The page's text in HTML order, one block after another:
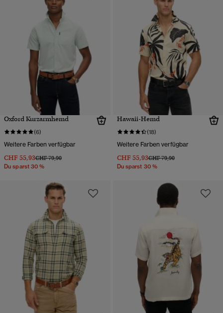
Oxford Kurzarmhemd
(6)
Weitere Farben verfügbar
CHF 55,93Preis wurde reduziert von
CHF 79,90bis
Du sparst 30 %
Hawaii-Hemd
(18)
Weitere Farben verfügbar
CHF 55,93Preis wurde reduziert von
CHF 79,90bis
Du sparst 30 %